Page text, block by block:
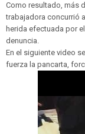
Como resultado, más
trabajadora concurrió
herida efectuada por
denuncia.
En el siguiente video
fuerza la pancarta,